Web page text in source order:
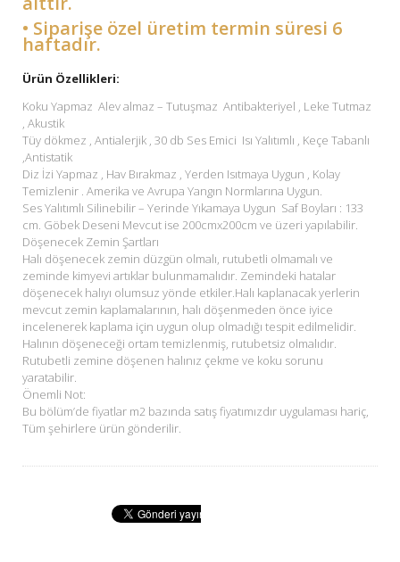
• Siparişe özel üretim termin süresi 6
haftadır.
Ürün Özellikleri:
Koku Yapmaz Alev almaz – Tutuşmaz Antibakteriyel , Leke Tutmaz
, Akustik
Tüy dökmez , Antialerjik , 30 db Ses Emici Isı Yalıtımlı , Keçe Tabanlı
,Antistatik
Diz İzi Yapmaz , Hav Bırakmaz , Yerden Isıtmaya Uygun , Kolay
Temizlenir . Amerika ve Avrupa Yangın Normlarına Uygun.
Ses Yalıtımlı Silinebilir – Yerinde Yıkamaya Uygun Saf Boyları : 133
cm. Göbek Deseni Mevcut ise 200cmx200cm ve üzeri yapılabilir.
Döşenecek Zemin Şartları
Halı döşenecek zemin düzgün olmalı, rutubetli olmamalı ve
zeminde kimyevi artıklar bulunmamalıdır. Zemindeki hatalar
döşenecek halıyı olumsuz yönde etkiler.Halı kaplanacak yerlerin
mevcut zemin kaplamalarının, halı döşenmeden önce iyice
incelenerek kaplama için uygun olup olmadığı tespit edilmelidir.
Halının döşeneceği ortam temizlenmiş, rutubetsiz olmalıdır.
Rutubetli zemine döşenen halınız çekme ve koku sorunu
yaratabilir.
Önemli Not:
Bu bölüm’de fiyatlar m2 bazında satış fiyatımızdır uygulaması hariç,
Tüm şehirlere ürün gönderilir.